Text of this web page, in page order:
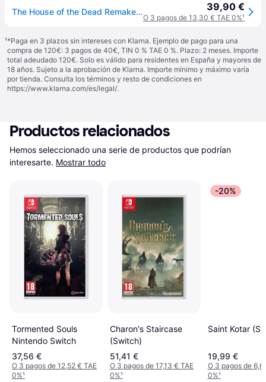
The House of the Dead Remake - Nintendo Switch - Nuevo precintado - PAL España 39,90 €
O 3 pagos de 13,30 € TAE 0%¹
¹*Paga en 3 plazos sin intereses con Klarna. Ejemplo de pago para una
compra de 120€: 3 pagos de 40€, TIN 0 % TAE 0 %. Plazo: 2 meses. Importe
total adeudado 120€. Solo es válido para residentes en España y mayores de
18 años. Sujeto a la aprobación de Klarna. Importe mínimo y máximo varía
por tienda. Consulta los términos y resto de condiciones en
https://www.klarna.com/es/legal/.
Productos relacionados
Hemos seleccionado una serie de productos que podrían
interesarte. Mostrar todo
Tormented Souls
Nintendo Switch
37,56 €
O 3 pagos de 12,52 € TAE
0%¹
Charon's Staircase
(Switch)
51,41 €
O 3 pagos de 17,13 € TAE
0%¹
-20%
Saint Kotar
19,99 €
O 3 pagos de
0%¹